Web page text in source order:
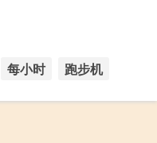
每小时 跑步机